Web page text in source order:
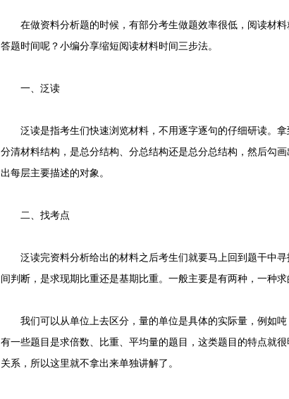
在做资料分析题的时候，有部分考生做题效率很低，阅读材料
答题时间呢？小编分享缩短阅读材料时间三步法。
一、泛读
泛读是指考生们快速浏览材料，不用逐字逐句的仔细研读。拿
分清材料结构，是总分结构、分总结构还是总分总结构，然后勾
出每层主要描述的对象。
二、找考点
泛读完资料分析给出的材料之后考生们就要马上回到题干中寻
间判断，是求现期比重还是基期比重。一般主要是有两种，一种求
我们可以从单位上去区分，量的单位是具体的实际量，例如吨
有一些题目是求倍数、比重、平均量的题目，这类题目的特点就
关系，所以这里就不拿出来单独讲解了。